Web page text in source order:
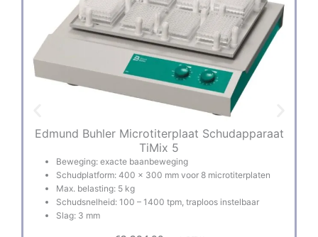
Edmund Buhler Microtiterplaat Schudapparaat
TiMix 5
Beweging: exacte baanbeweging
Schudplatform: 400 x 300 mm voor 8 microtiterplaten
Max. belasting: 5 kg
Schudsnelheid: 100 – 1400 tpm, traploos instelbaar
Slag: 3 mm